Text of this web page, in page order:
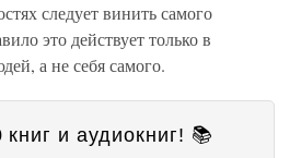
следует винить самого
это действует только в
а не себя самого.
и аудиокниг! 📚